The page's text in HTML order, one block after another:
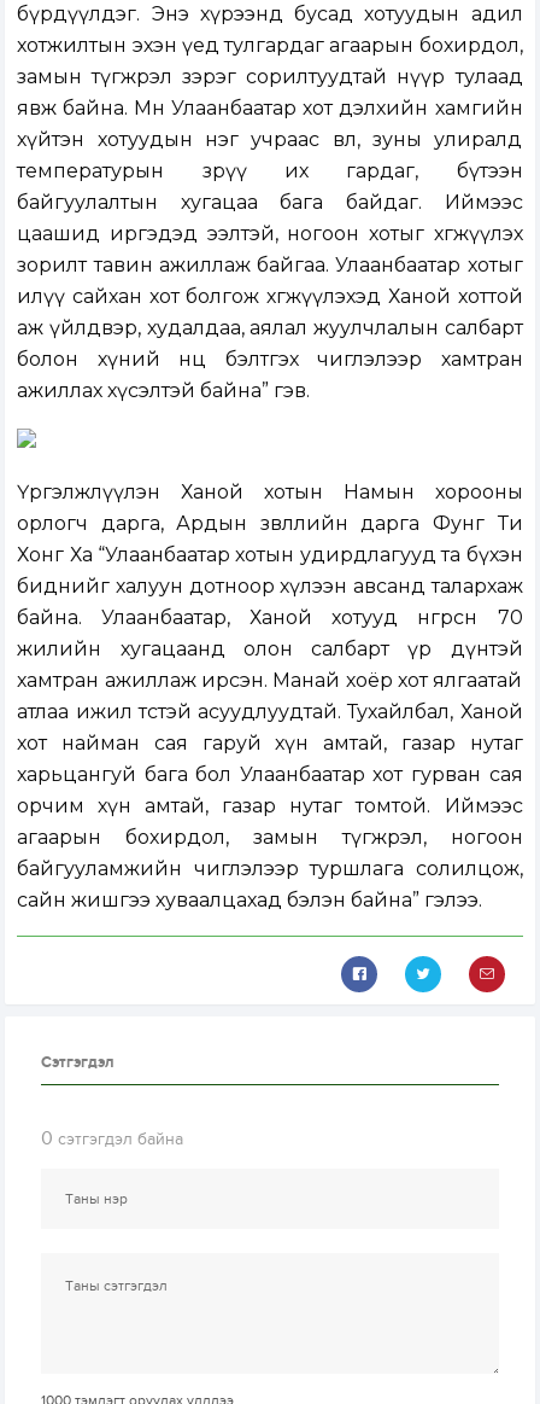
бүрдүүлдэг. Энэ хүрээнд бусад хотуудын адил
хотжилтын эхэн үед тулгардаг агаарын бохирдол,
замын түгжрэл зэрэг сорилтуудтай нүүр тулаад
явж байна. Мөн Улаанбаатар хот дэлхийн хамгийн
хүйтэн хотуудын нэг учраас өвөл, зуны улиралд
температурын зөрүү их гардаг, бүтээн
байгуулалтын хугацаа бага байдаг. Иймээс
цаашид иргэдэд ээлтэй, ногоон хотыг хөгжүүлэх
зорилт тавин ажиллаж байгаа. Улаанбаатар хотыг
илүү сайхан хот болгож хөгжүүлэхэд Ханой хоттой
аж үйлдвэр, худалдаа, аялал жуулчлалын салбарт
болон хүний нөөц бэлтгэх чиглэлээр хамтран
ажиллах хүсэлтэй байна” гэв.
Үргэлжлүүлэн Ханой хотын Намын хорооны
орлогч дарга, Ардын зөвлөлийн дарга Фунг Ти
Хонг Ха “Улаанбаатар хотын удирдлагууд та бүхэн
биднийг халуун дотноор хүлээн авсанд талархаж
байна. Улаанбаатар, Ханой хотууд өнгөрсөн 70
жилийн хугацаанд олон салбарт үр дүнтэй
хамтран ажиллаж ирсэн. Манай хоёр хот ялгаатай
атлаа ижил төстэй асуудлуудтай. Тухайлбал, Ханой
хот найман сая гаруй хүн амтай, газар нутаг
харьцангуй бага бол Улаанбаатар хот гурван сая
орчим хүн амтай, газар нутаг томтой. Иймээс
агаарын бохирдол, замын түгжрэл, ногоон
байгууламжийн чиглэлээр туршлага солилцож,
сайн жишгээ хуваалцахад бэлэн байна” гэлээ.
Сэтгэгдэл
0 сэтгэгдэл байна